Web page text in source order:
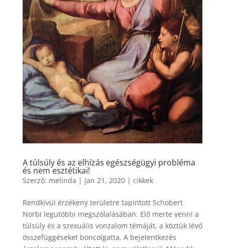
A túlsúly és az elhízás egészségügyi probléma
és nem esztétikai!
Szerző: melinda | jan 21, 2020| cikkek
Rendkívül érzékeny területre tapintott Schobert
Norbi legutóbbi megszólalásában. Elő merte venni a
túlsúly és a szexuális vonzalom témáját, a köztük lévő
összefüggéseket boncolgatta. A bejelentkezés